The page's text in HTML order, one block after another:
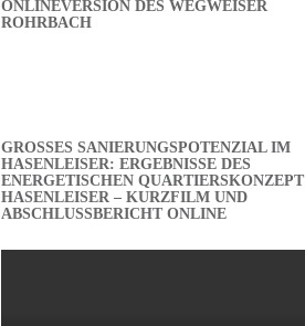
ONLINEVERSION DES WEGWEISER
ROHRBACH
GROSSES SANIERUNGSPOTENZIAL IM H
ASENLEISER: ERGEBNISSE DES E
NERGETISCHEN QUARTIERSKONZEPT H
ASENLEISER – KURZFILM UND A
BSCHLUSSBERICHT ONLINE